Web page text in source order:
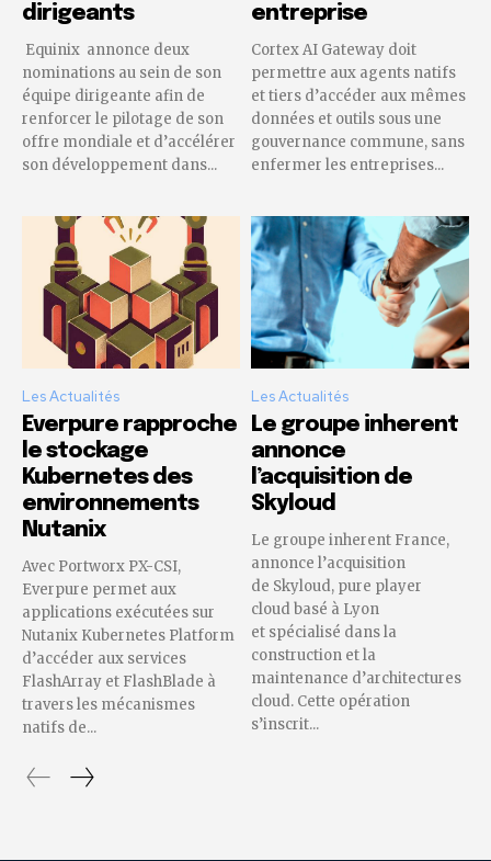
dirigeants
Equinix annonce deux
nominations au sein de son
équipe dirigeante afin de
renforcer le pilotage de son
offre mondiale et d’accélérer
son développement dans...
entreprise
Cortex AI Gateway doit
permettre aux agents natifs
et tiers d’accéder aux mêmes
données et outils sous une
gouvernance commune, sans
enfermer les entreprises...
Les Actualités
Everpure rapproche
le stockage
Kubernetes des
environnements
Nutanix
Avec Portworx PX-CSI,
Everpure permet aux
applications exécutées sur
Nutanix Kubernetes Platform
d’accéder aux services
FlashArray et FlashBlade à
travers les mécanismes
natifs de...
Les Actualités
Le groupe inherent
annonce
l’acquisition de
Skyloud
Le groupe inherent France,
annonce l’acquisition
de Skyloud, pure player
cloud basé à Lyon
et spécialisé dans la
construction et la
maintenance d’architectures
cloud. Cette opération
s’inscrit...